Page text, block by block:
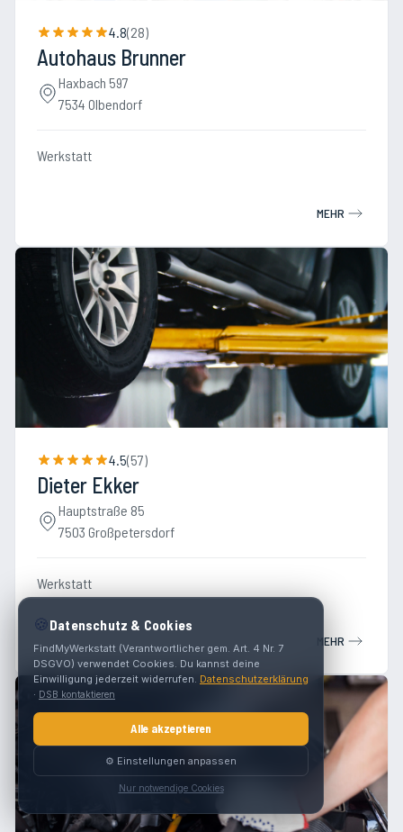
4.8(28)
Autohaus Brunner
Haxbach 597
7534 Olbendorf
Werkstatt
MEHR
4.5(57)
Dieter Ekker
Hauptstraße 85
7503 Großpetersdorf
Werkstatt
MEHR
🍪Datenschutz & Cookies
FindMyWerkstatt (Verantwortlicher gem. Art. 4 Nr. 7
DSGVO) verwendet Cookies. Du kannst deine
Einwilligung jederzeit widerrufen. Datenschutzerklärung
· DSB kontaktieren
Alle akzeptieren
⚙️ Einstellungen anpassen
Nur notwendige Cookies